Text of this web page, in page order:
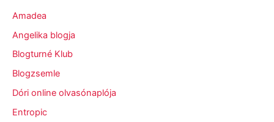
Amadea
Angelika blogja
Blogturné Klub
Blogzsemle
Dóri online olvasónaplója
Entropic